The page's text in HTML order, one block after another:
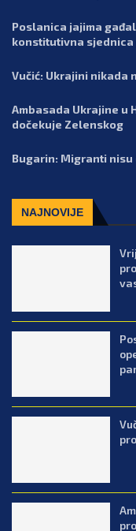
Poslanica jajima
konstitutivna
Vučić: Ukrajini nikada
Ambasada Ukrajine u
dočekuje Zelenskog
Bugarin: Migranti nisu
NAJNOVIJE